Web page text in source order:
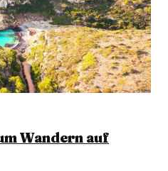
Wandern auf